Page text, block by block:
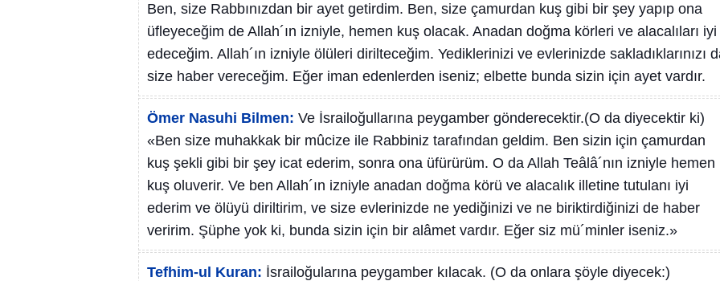
Ben, size Rabbınızdan bir ayet getirdim. Ben, size çamurdan kuş gibi bir şey yapıp ona
üfleyeceğim de Allah´ın izniyle, hemen kuş olacak. Anadan doğma körleri ve alacalıları iyi
edeceğim. Allah´ın izniyle ölüleri dirilteceğim. Yediklerinizi ve evlerinizde sakladıklarınızı
size haber vereceğim. Eğer iman edenlerden iseniz; elbette bunda sizin için ayet vardır.
Ömer Nasuhi Bilmen: Ve İsrailoğullarına peygamber gönderecektir.(O da diyecektir ki)
«Ben size muhakkak bir mûcize ile Rabbiniz tarafından geldim. Ben sizin için çamurdan
kuş şekli gibi bir şey icat ederim, sonra ona üfürürüm. O da Allah Teâlâ´nın izniyle hemen
kuş oluverir. Ve ben Allah´ın izniyle anadan doğma körü ve alacalık illetine tutulanı iyi
ederim ve ölüyü diriltirim, ve size evlerinizde ne yediğinizi ve ne biriktirdiğinizi de haber
veririm. Şüphe yok ki, bunda sizin için bir alâmet vardır. Eğer siz mü´minler iseniz.»
Tefhim-ul Kuran: İsrailoğularına peygamber kılacak. (O da onlara şöyle diyecek:)